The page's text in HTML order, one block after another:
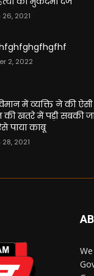
2021
2, 2022
में व्यक्ति ने की ऐसी
की खतरे में पड़ी सबकी
पाया काबू
2021